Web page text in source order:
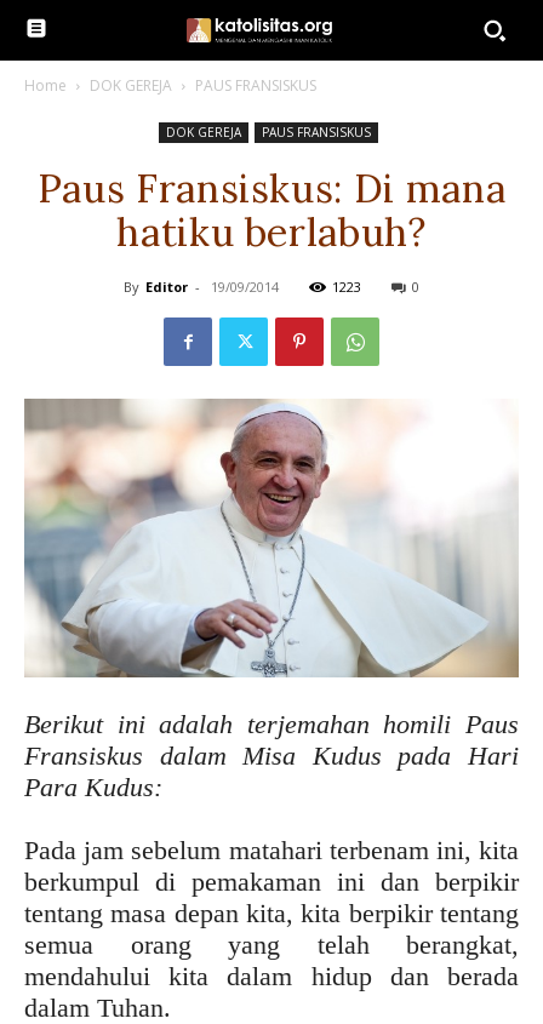
Home DOK GEREJA PAUS FRANSISKUS
DOK GEREJA PAUS FRANSISKUS
Paus Fransiskus: Di mana
hatiku berlabuh?
By Editor - 19/09/2014 1223 0
Berikut ini adalah terjemahan homili Paus
Fransiskus dalam Misa Kudus pada Hari
Para Kudus:
Pada jam sebelum matahari terbenam ini, kita
berkumpul di pemakaman ini dan berpikir
tentang masa depan kita, kita berpikir tentang
semua orang yang telah berangkat,
mendahului kita dalam hidup dan berada
dalam Tuhan.